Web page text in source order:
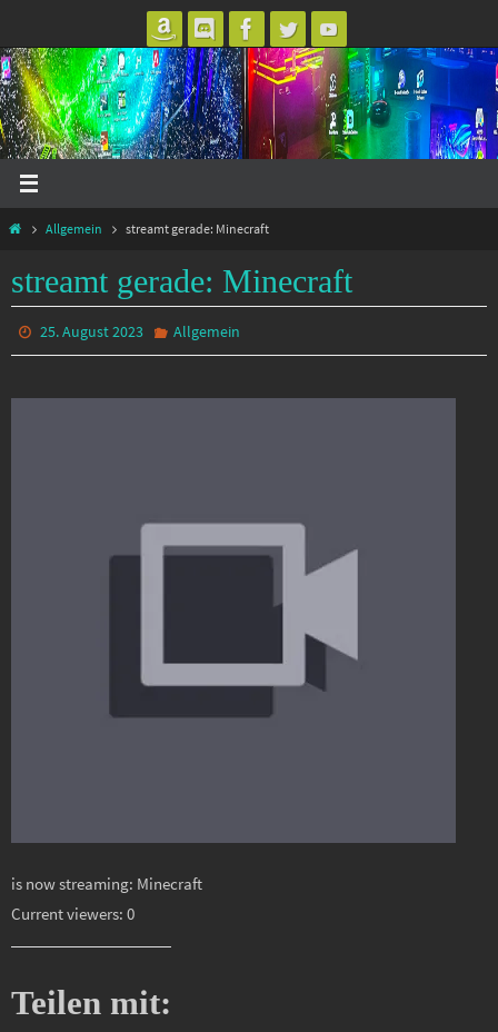
Inhalt
springen
StartAllgemein streamt gerade: Minecraft
streamt gerade: Minecraft
25. August 2023 Allgemein
is now streaming: Minecraft
Current viewers: 0
Teilen mit: